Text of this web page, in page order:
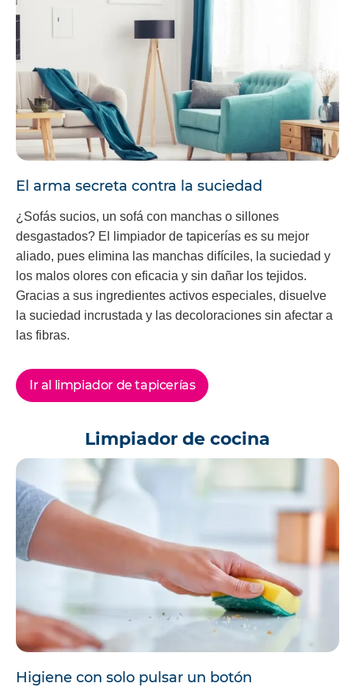
El arma secreta contra la suciedad
¿Sofás sucios, un sofá con manchas o sillones
desgastados? El limpiador de tapicerías es su mejor
aliado, pues elimina las manchas difíciles, la suciedad y
los malos olores con eficacia y sin dañar los tejidos.
Gracias a sus ingredientes activos especiales, disuelve
la suciedad incrustada y las decoloraciones sin afectar a
las fibras.
Ir al limpiador de tapicerías
Limpiador de cocina
Higiene con solo pulsar un botón